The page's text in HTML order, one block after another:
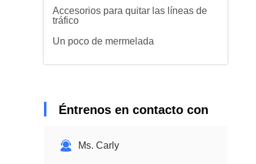
Accesorios para quitar las líneas de
tráfico
Un poco de mermelada
Éntrenos en contacto con
Ms. Carly